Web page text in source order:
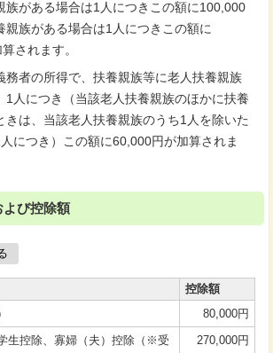
族がある場合は1人につきこの額に100,000
親族がある場合は1人につきこの額に
されます。
務者の所得で、扶養親族等に老人扶養親族
1人につき（当該老人扶養親族のほかに扶養
きは、当該老人扶養親族のうち1人を除いた
につき）この額に60,000円が加算されま
よび控除額
控除額
80,000円
生控除、寡婦（夫）控除（※受
270,000円